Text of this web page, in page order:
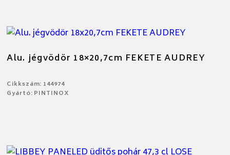
Alu. jégvödör 18×20,7cm FEKETE AUDREY
Cikkszám: 144974
Gyártó: PINTINOX